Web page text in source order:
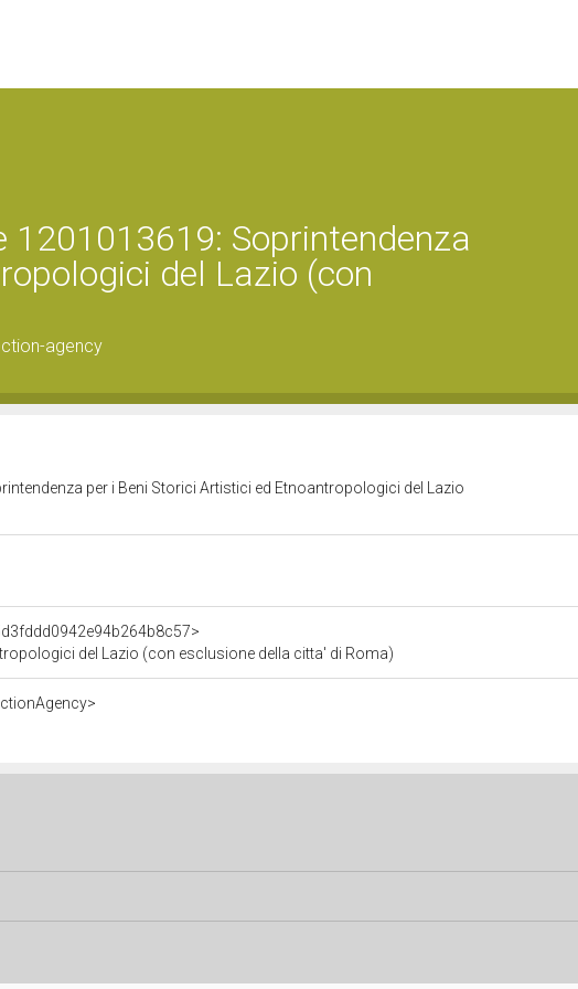
1201013619: Soprintendenza
del Lazio (con
agency
per i Beni Storici Artistici ed Etnoantropologici del Lazio
del Lazio (con esclusione della citta' di Roma)